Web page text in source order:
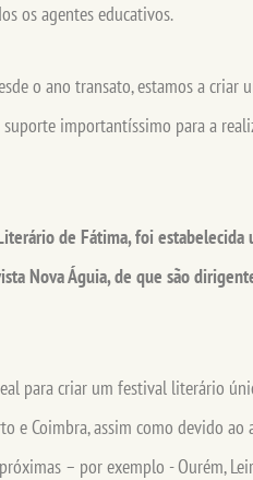
os agentes educativos.
o ano transato, estamos a criar
importantíssimo para a
de Fátima, foi estabelecida
Nova Águia, de que são
para criar um festival literário
e Coimbra, assim como devido
– por exemplo - Ourém,